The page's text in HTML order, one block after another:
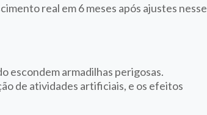
real em 6 meses após ajustes nesse
escondem armadilhas perigosas.
de atividades artificiais, e os efeitos